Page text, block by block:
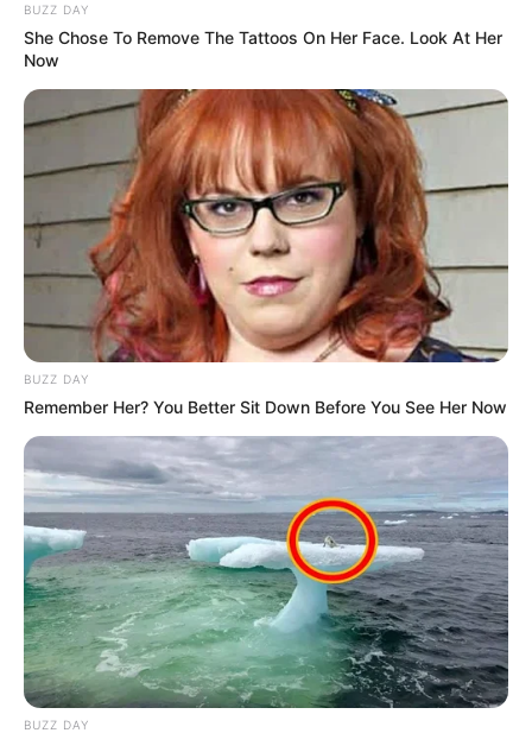
Einsteinturm in Potsdam - Um die Relativitätstheorie
wurde zwischen 1919 und 1922 auf dem
Telegrafenberg ein Sonnenobservatorium erbaut.
Durch seine ungewöhnliche expressionistische
Architektur gehört das Bauwerk zu den
Sehenswürdigkeiten von Potsdam, auch wenn es
nicht im Inneren besichtigt werden kann, da es bis
zum heutigen Tag nur für Forschungszwecke
genutzt wird. Der Einsteinturm gehört zum
Wissenschaftspark Albert Einstein, in dem sich noch
eine Sternwarte und weitere wissenschaftliche
Einrichtungen befinden, die zum Teil auch zum
Potsdamer UNESCO Welterbe gehören.
Informationen unterde.wikipedia.org/wiki/Einsteintur
Wildpark Potsdam - Mehr als 875 ha ist der an
Sanssouci angrenzende Wildpark groß. Er besitzt
mehrere architektonisch interessante
Eingangsbauwerke bzw. Forsthäuser. Informationen
unterde.wikipedia.org/wiki/ Wildpark Potsdam.
Explotarium in Potsdam - Eine Erlebniswelt für
junge Forscher zwischen 6 und 14 Jahren, die Spaß
am Entdecken und Experimentieren haben.
BUZZ DAY
She Chose To Remove The Tattoos On Her Face. Look At Her
Now
BUZZ DAY
Remember Her? You Better Sit Down Before You See Her Now
BUZZ DAY